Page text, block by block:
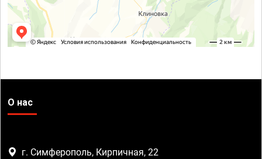
О нас
г. Симферополь, Кирпичная, 22